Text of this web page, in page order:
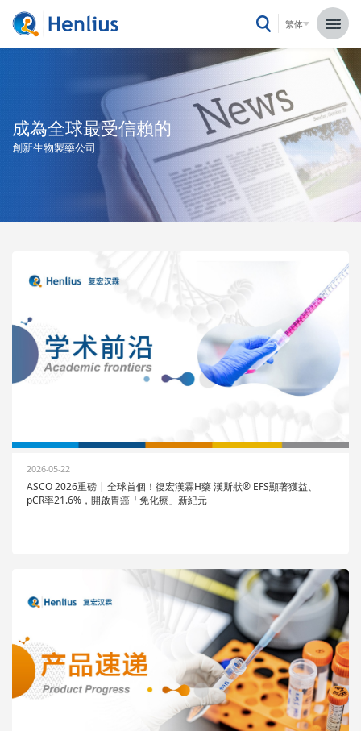
繁体
成為全球最受信賴的
創新生物製藥公司
2026-05-22
ASCO 2026重磅 | 全球首個！復宏漢霖H藥 漢斯狀® EFS顯著獲益、
pCR率21.6%，開啟胃癌「免化療」新紀元